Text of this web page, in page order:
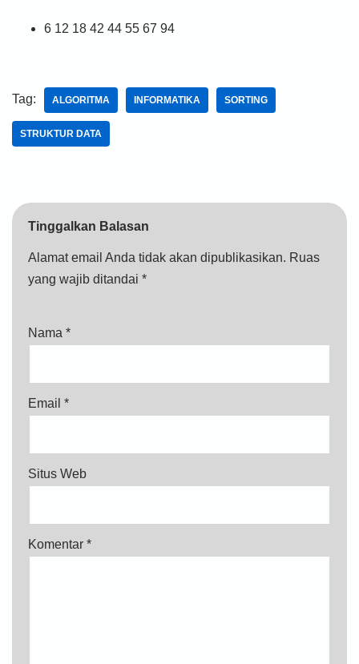
6 12 18 42 44 55 67 94
Tag: ALGORITMA INFORMATIKA SORTING
STRUKTUR DATA
Tinggalkan Balasan
Alamat email Anda tidak akan dipublikasikan. Ruas
yang wajib ditandai *
Nama *
Email *
Situs Web
Komentar *